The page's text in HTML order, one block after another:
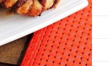
vin